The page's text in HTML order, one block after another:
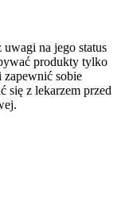
na jego status
produkty tylko
zapewnić sobie
się z lekarzem przed